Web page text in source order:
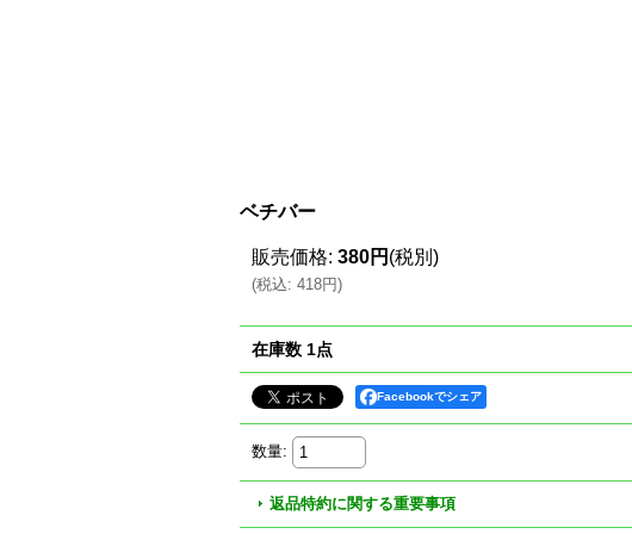
ベチバー
販売価格: 380円 (税別)
(税込: 418円)
在庫数 1点
Facebookでシェア
数量:
返品特約に関する重要事項